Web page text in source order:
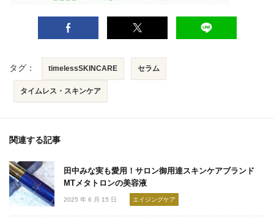
タグ： timelessSKINCARE セラム
タイムレス・スキンケア
関連する記事
田中みな実も愛用！サロン御用達スキンケアブランド
MTメタトロンの美容液
2025 年 6 月 15 日 エイジングケア